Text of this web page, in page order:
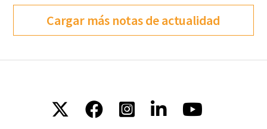
Cargar más notas de actualidad